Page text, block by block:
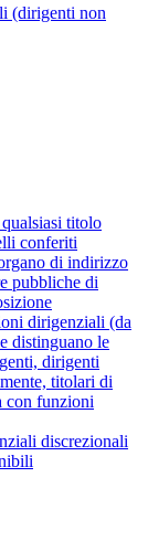
(dirigenti non
titolo
conferiti
di indirizzo
pubbliche di
dirigenziali (da
distinguano le
dirigenti
titolari di
con funzioni
discrezionali